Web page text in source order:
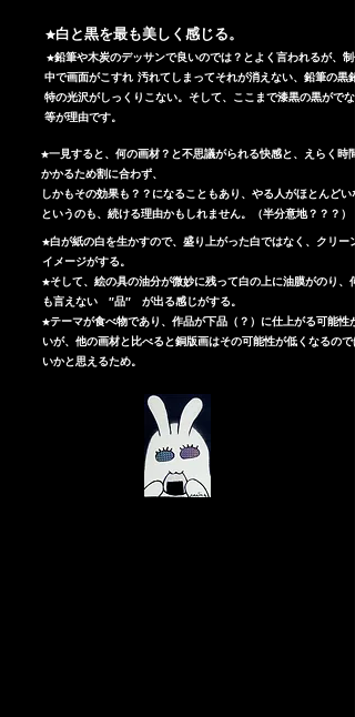
​ ★白と黒を最も美しく感じる。
★鉛筆や木炭のデッサンで良いのでは？とよく言われるが、制
中で画面がこすれ 汚れてしまってそれが消えない、鉛筆の黒鉛
特の光沢がしっくりこない。そして、ここまで漆黒の黒がでな
等が理由です。
★一見すると、何の画材？と不思議がられる快感と、えらく時間
かかるため割に合わず、
しかもその効果も？？になることもあり、やる人がほとんどい
というのも、続ける理由かもしれません。（半分意地？？？）
★白が紙の白を生かすので、盛り上がった白ではなく、クリー
イメージがする。
★そして、絵の具の油分が微妙に残って白の上に油膜がのり、
も言えない ″品″ が出る感じがする​。
★テーマが食べ物であり、作品が下品（？）に仕上がる可能性
いが、他の画材と比べると銅版画はその可能性が低くなるので
いかと思えるため。